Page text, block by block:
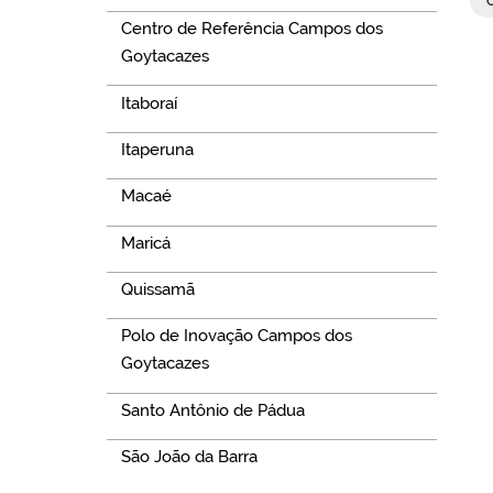
Centro de Referência Campos dos
Goytacazes
Itaboraí
Itaperuna
Macaé
Maricá
Quissamã
Polo de Inovação Campos dos
Goytacazes
Santo Antônio de Pádua
São João da Barra